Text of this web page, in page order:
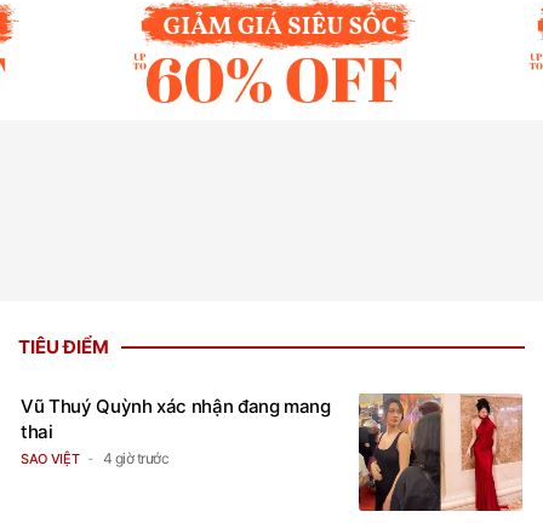
TIÊU ĐIỂM
Vũ Thuý Quỳnh xác nhận đang mang
thai
SAO VIỆT 4 giờ trước